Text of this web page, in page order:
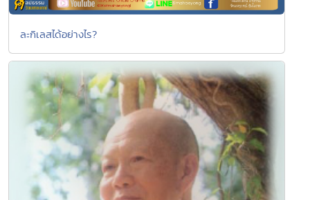
ละกิเลสได้อย่างไร?